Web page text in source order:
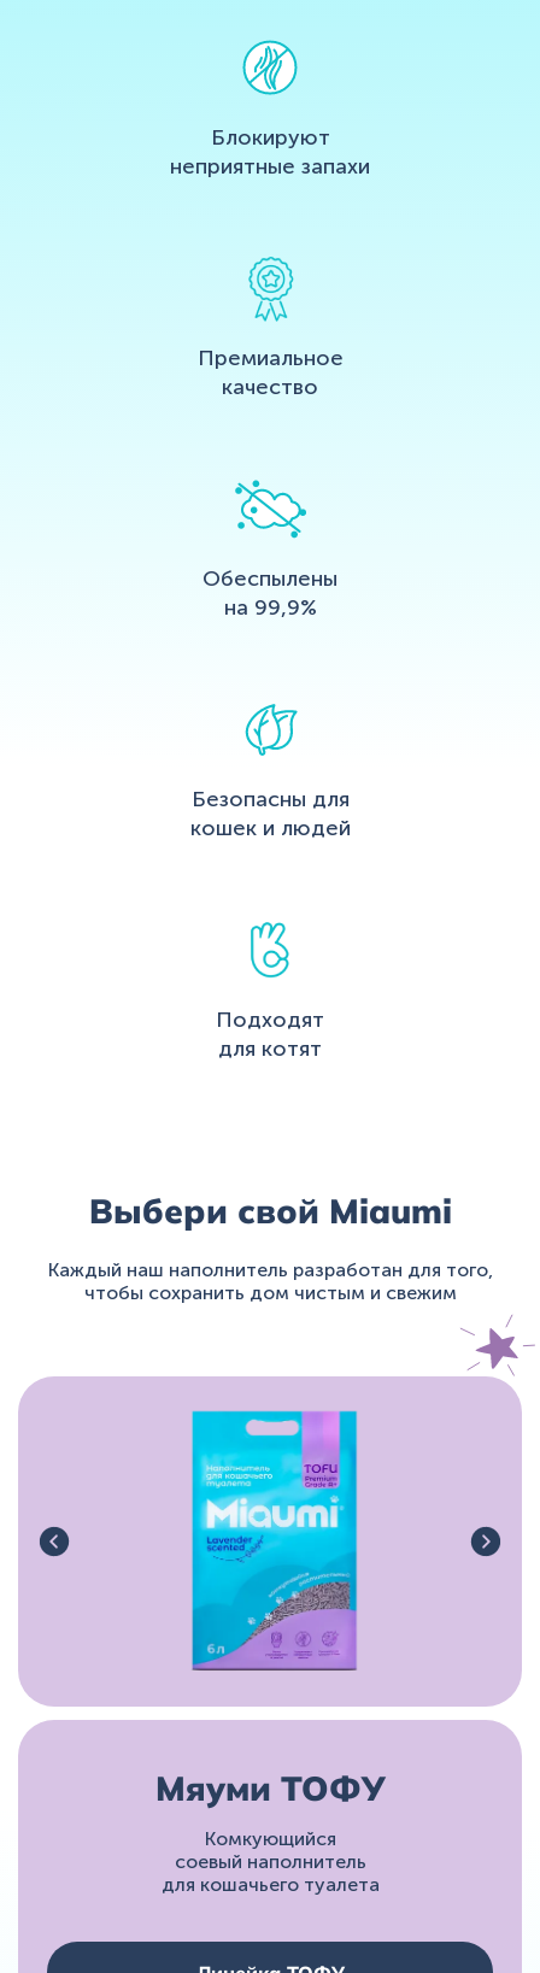
Блокируют
неприятные запахи
Премиальное
качество
Обеспылены
на 99,9%
Безопасны для
кошек и людей
Подходят
для котят
Выбери свой Miaumi
Каждый наш наполнитель разработан для того,
чтобы сохранить дом чистым и свежим
Мяуми ТОФУ
Комкующийся
соевый наполнитель
для кошачьего туалета